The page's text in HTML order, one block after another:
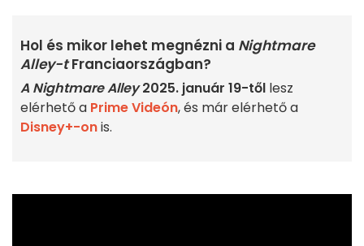
Hol és mikor lehet megnézni a Nightmare
Alley-tFranciaországban?
A Nightmare Alley 2025. január 19-től lesz
elérhető a Prime Videón, és már elérhető a
Disney+-onis.